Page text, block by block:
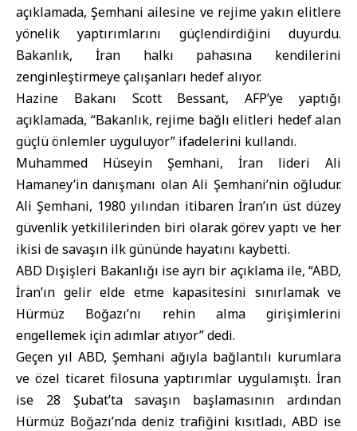
açıklamada, Şemhani ailesine ve rejime yakın elitlere
yönelik yaptırımlarını güçlendirdiğini duyurdu.
Bakanlık, İran halkı pahasına kendilerini
zenginleştirmeye çalışanları hedef alıyor.
Hazine Bakanı Scott Bessant, AFP’ye yaptığı
açıklamada, “Bakanlık, rejime bağlı elitleri hedef alan
güçlü önlemler uyguluyor” ifadelerini kullandı.
Muhammed Hüseyin Şemhani, İran lideri Ali
Hamaney’in danışmanı olan Ali Şemhani’nin oğludur.
Ali Şemhani, 1980 yılından itibaren İran’ın üst düzey
güvenlik yetkililerinden biri olarak görev yaptı ve her
ikisi de savaşın ilk gününde hayatını kaybetti.
ABD Dışişleri Bakanlığı ise ayrı bir açıklama ile, “ABD,
İran’ın gelir elde etme kapasitesini sınırlamak ve
Hürmüz Boğazı’nı rehin alma girişimlerini
engellemek için adımlar atıyor” dedi.
Geçen yıl ABD, Şemhani ağıyla bağlantılı kurumlara
ve özel ticaret filosuna yaptırımlar uygulamıştı. İran
ise 28 Şubat’ta savaşın başlamasının ardından
Hürmüz Boğazı’nda deniz trafiğini kısıtladı, ABD ise